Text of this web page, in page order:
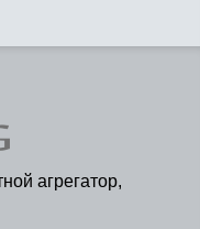
агрегатор,